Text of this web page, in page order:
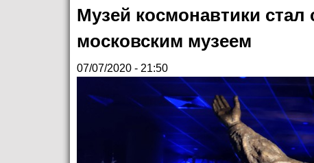
Музей космонавтики
московским музеем
07/07/2020 - 21:50